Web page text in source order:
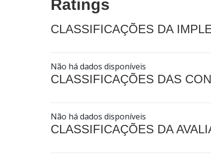
Ratings
CLASSIFICAÇÕES DA
Não há dados disponíveis
CLASSIFICAÇÕES DAS
Não há dados disponíveis
CLASSIFICAÇÕES DA